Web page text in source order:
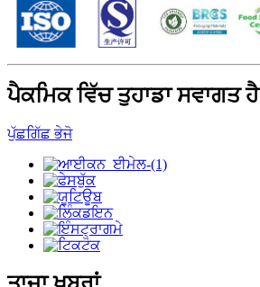
ਪੈਕਮਿਕ ਵਿੱਚ ਤੁਹਾਡਾ ਸਵਾਗਤ ਹੈ
ਪੁੱਛਗਿੱਛ ਭੇਜੋ